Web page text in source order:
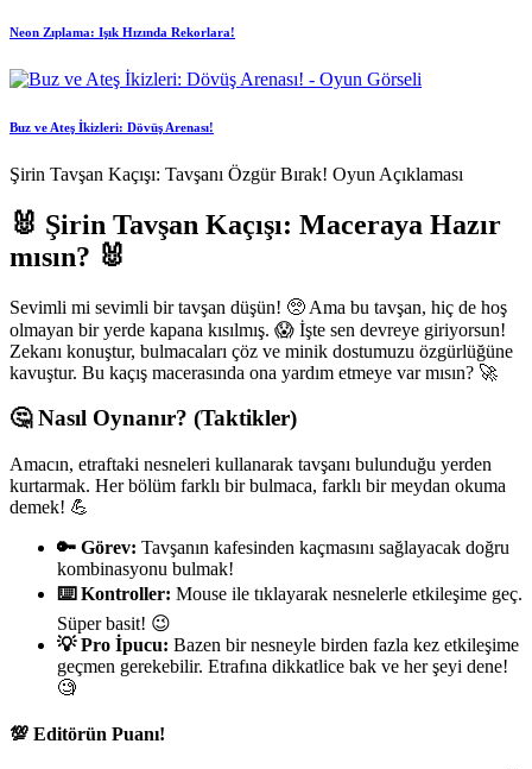
Neon Zıplama: Işık Hızında Rekorlara!
Buz ve Ateş İkizleri: Dövüş Arenası!
Şirin Tavşan Kaçışı: Tavşanı Özgür Bırak! Oyun Açıklaması
🐰 Şirin Tavşan Kaçışı: Maceraya Hazır
mısın? 🐰
Sevimli mi sevimli bir tavşan düşün! 🥺 Ama bu tavşan, hiç de hoş
olmayan bir yerde kapana kısılmış. 😱 İşte sen devreye giriyorsun!
Zekanı konuştur, bulmacaları çöz ve minik dostumuzu özgürlüğüne
kavuştur. Bu kaçış macerasında ona yardım etmeye var mısın? 🚀
🤔 Nasıl Oynanır? (Taktikler)
Amacın, etraftaki nesneleri kullanarak tavşanı bulunduğu yerden
kurtarmak. Her bölüm farklı bir bulmaca, farklı bir meydan okuma
demek! 💪
🔑 Görev: Tavşanın kafesinden kaçmasını sağlayacak doğru
kombinasyonu bulmak!
⌨️ Kontroller: Mouse ile tıklayarak nesnelerle etkileşime geç.
Süper basit! 😉
💡 Pro İpucu: Bazen bir nesneyle birden fazla kez etkileşime
geçmen gerekebilir. Etrafına dikkatlice bak ve her şeyi dene!
🧐
💯 Editörün Puanı!